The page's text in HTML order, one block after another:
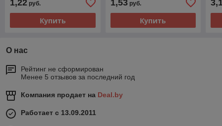
1,22 руб.
Купить
1,53руб.
Купить
юр
О нас
Рейтинг не сформирован
Менее 5 отзывов за последний год
Компания продает на Deal.by
Работает с 13.09.2011